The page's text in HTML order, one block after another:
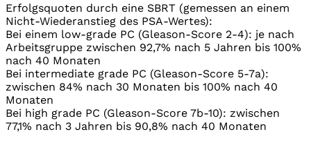
Erfolgsquoten durch eine SBRT (gemessen an einem
Nicht-Wiederanstieg des PSA-Wertes):
Bei einem low-grade PC (Gleason-Score 2-4): je nach
Arbeitsgruppe zwischen 92,7% nach 5 Jahren bis 100%
nach 40 Monaten
Bei intermediate grade PC (Gleason-Score 5-7a):
zwischen 84% nach 30 Monaten bis 100% nach 40
Monaten
Bei high grade PC (Gleason-Score 7b-10): zwischen
77,1% nach 3 Jahren bis 90,8% nach 40 Monaten